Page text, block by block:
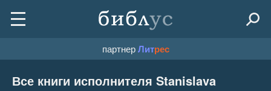
партнерЛитрес
Все книги исполнителя Stanislava